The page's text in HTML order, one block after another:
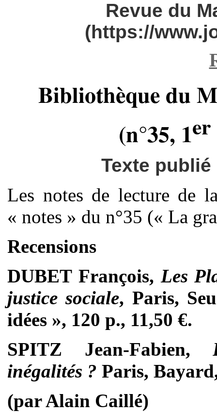
Revue du
(https://
Bibliothèque du
(n°35, 1er
Texte publié
Les notes de lecture de
« notes » du n°35 (« La
Recensions
DUBET François, Les
justice sociale, Paris,
idées », 120 p., 11,50 €.
SPITZ Jean-Fabien,
inégalités ? Paris,
(par Alain Caillé)